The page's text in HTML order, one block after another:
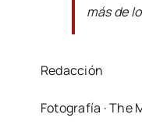
más de
Redacción
Fotografía · The